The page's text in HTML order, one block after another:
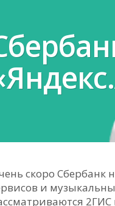
скоро Сбербанк
и